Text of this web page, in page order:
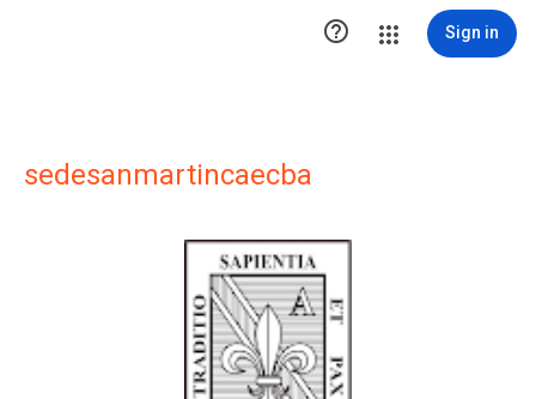
 Sign in
sedesanmartincaecba